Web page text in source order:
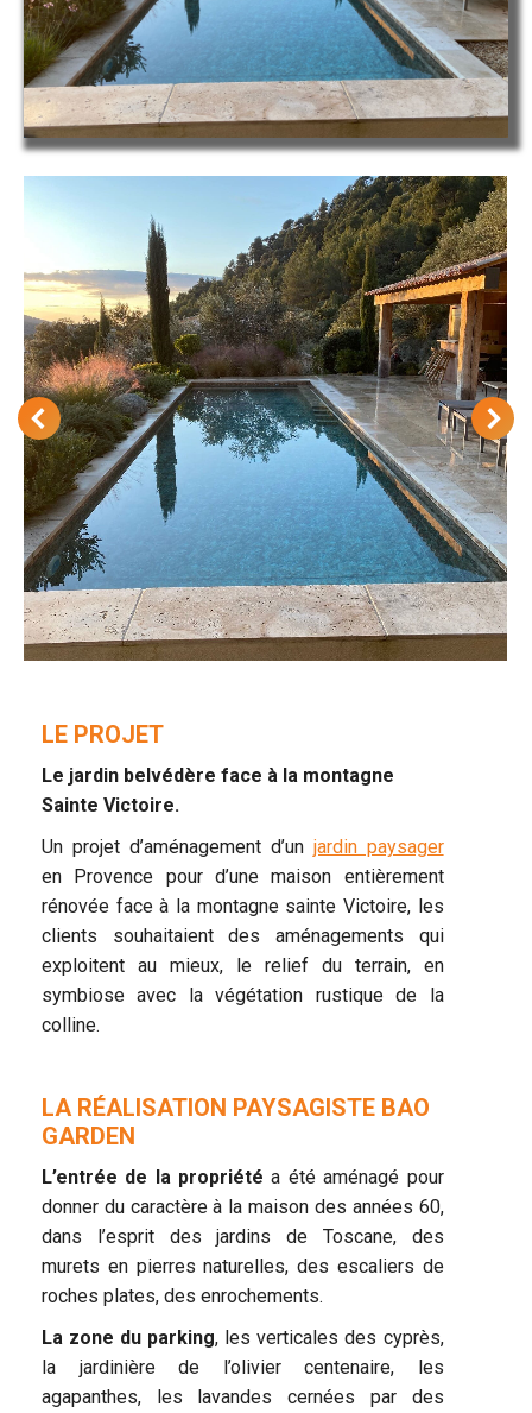
LE PROJET
Le jardin belvédère face à la montagne
Sainte Victoire.
Un projet d’aménagement d’un jardin paysager
en Provence pour d’une maison entièrement
rénovée face à la montagne sainte Victoire, les
clients souhaitaient des aménagements qui
exploitent au mieux, le relief du terrain, en
symbiose avec la végétation rustique de la
colline.
LA RÉALISATION PAYSAGISTE BAO
GARDEN
L’entrée de la propriété a été aménagé pour
donner du caractère à la maison des années 60,
dans l’esprit des jardins de Toscane, des
murets en pierres naturelles, des escaliers de
roches plates, des enrochements.
La zone du parking, les verticales des cyprès,
la jardinière de l’olivier centenaire, les
agapanthes, les lavandes cernées par des